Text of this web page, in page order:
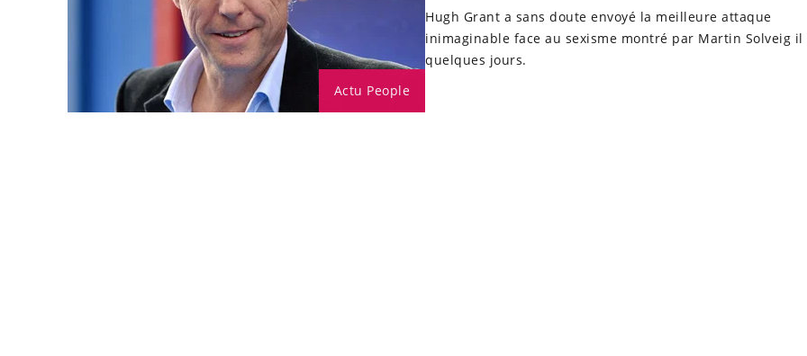
Actu People
Hugh Grant a sans doute envoyé la meilleure attaque
inimaginable face au sexisme montré par Martin Solveig il
quelques jours.